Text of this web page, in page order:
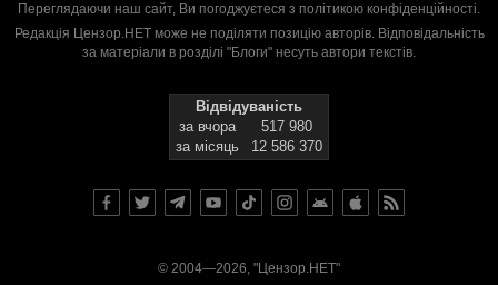
Переглядаючи наш сайт, Ви погоджуєтеся з політикою конфіденційності.
Редакція Цензор.НЕТ може не поділяти позицію авторів. Відповідальність
за матеріали в розділі "Блоги" несуть автори текстів.
Відвідуваність
за вчора
517 980
за місяць
12 586 370
© 2004—2026, "Цензор.НЕТ"